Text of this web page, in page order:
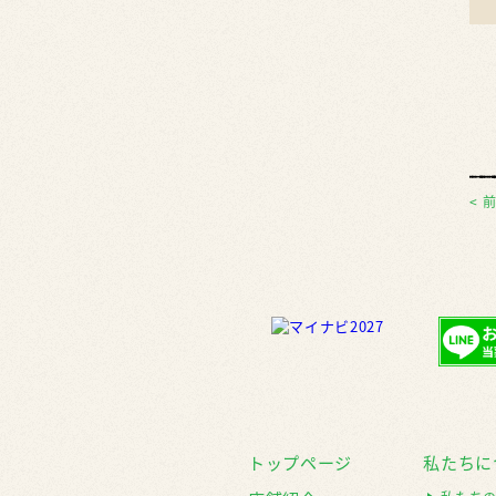
<
トップページ
私たち